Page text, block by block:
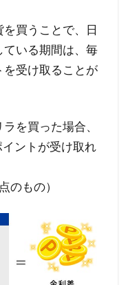
買うことで、日
いる期間は、毎
受け取ることが
を買った場合、
ントが受け取れ
のもの）